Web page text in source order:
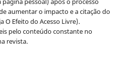
aumentar o impacto e a citação do
O Efeito do Acesso Livre).
pelo conteúdo constante no
revista.